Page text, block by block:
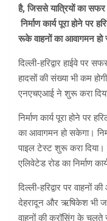
है, जिससे यात्रियों का
निर्माण कार्य पूरा होने पर
रूके वाहनों का आवागमन हो
दिल्ली-हरिद्वार हाईवे पर
हादसों की संख्या भी कम
एनएचएआई ने शुरू करा
निर्माण कार्य पूरा होने पर
का आवागमन हो सकेगा।
पाइल टेस्ट शुरू करा
एलिवेटेड रोड का निर्माण
दिल्ली-हरिद्वार पर वाहनों
देहरादून और ऋषिकेश भी
वाहनों की क्रॉसिंग के